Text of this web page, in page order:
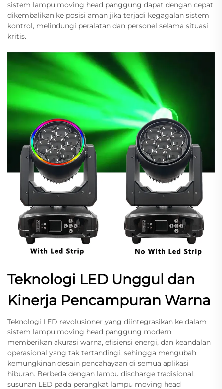
sistem lampu moving head panggung dapat dengan cepat
dikembalikan ke posisi aman jika terjadi kegagalan sistem
kontrol, melindungi peralatan dan personel selama situasi
kritis.
Teknologi LED Unggul dan
Kinerja Pencampuran Warna
Teknologi LED revolusioner yang diintegrasikan ke dalam
sistem lampu moving head panggung modern
memberikan akurasi warna, efisiensi energi, dan keandalan
operasional yang tak tertandingi, sehingga mengubah
kemungkinan desain pencahayaan di semua aplikasi
hiburan. Berbeda dengan lampu discharge tradisional,
susunan LED pada perangkat lampu moving head